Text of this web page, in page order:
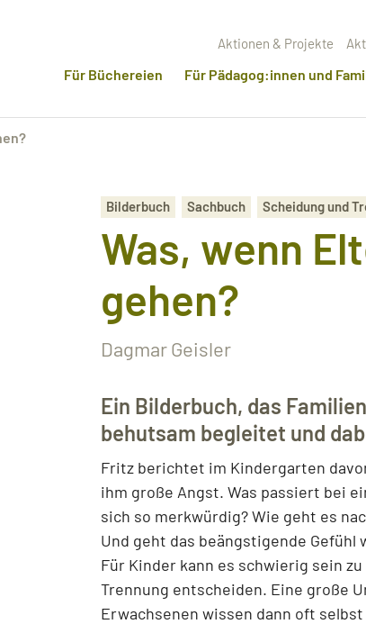
Aktionen & Projekte
Für Büchereien Für Pädagog:innen und
Bilderbuch Sachbuch Scheidung und
Was, wenn
gehen?
Dagmar Geisler
Ein Bilderbuch, das
behutsam begleitet und
Fritz berichtet im Kindergarten
ihm große Angst. Was passiert bei
sich so merkwürdig? Wie geht es
Und geht das beängstigende Gefühl
Für Kinder kann es schwierig sein
Trennung entscheiden. Eine große
Erwachsenen wissen dann oft